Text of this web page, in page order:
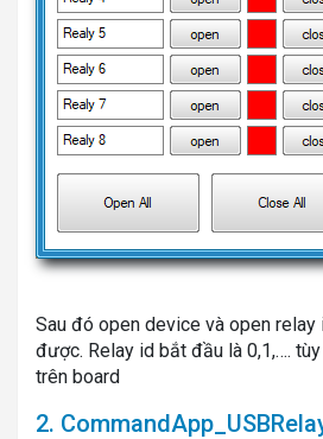
Sau đó open device và open
được. Relay id bắt đầu là 0,1,….
trên board
2.